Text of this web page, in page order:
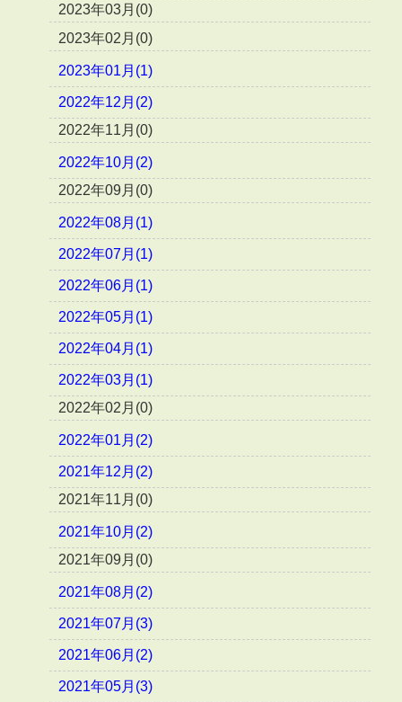
2023年03月(0)
2023年02月(0)
2023年01月(1)
2022年12月(2)
2022年11月(0)
2022年10月(2)
2022年09月(0)
2022年08月(1)
2022年07月(1)
2022年06月(1)
2022年05月(1)
2022年04月(1)
2022年03月(1)
2022年02月(0)
2022年01月(2)
2021年12月(2)
2021年11月(0)
2021年10月(2)
2021年09月(0)
2021年08月(2)
2021年07月(3)
2021年06月(2)
2021年05月(3)